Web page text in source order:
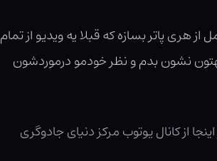
هری پاتر بسازه که قبلا یه ویدیو از تمام
نشون بدم و نظر خودمو درموردشون
اینجا از کانال یوتوب مرکز دنیای جادوگری